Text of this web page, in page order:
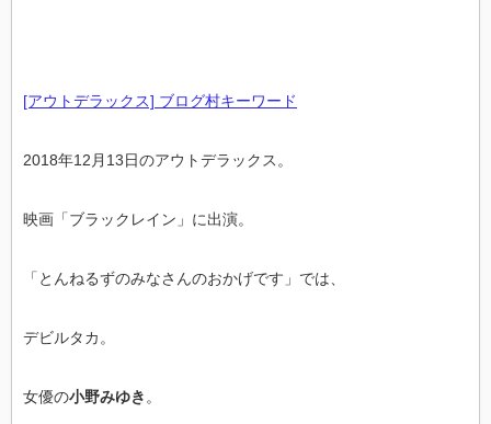
[アウトデラックス] ブログ村キーワード
2018年12月13日のアウトデラックス。
映画「ブラックレイン」に出演。
「とんねるずのみなさんのおかげです」では、
デビルタカ。
女優の小野みゆき 。